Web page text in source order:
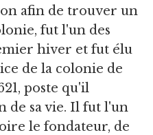
afin de trouver un
fut l'un des
hiver et fut élu
de la colonie de
poste qu'il
de sa vie. Il fut l'un
le fondateur, de